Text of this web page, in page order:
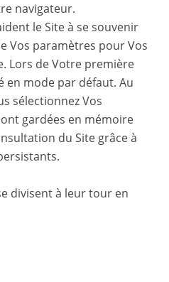
navigateur.
le Site à se souvenir
Vos paramètres pour Vos
Lors de Votre première
en mode par défaut. Au
sélectionnez Vos
gardées en mémoire
du Site grâce à
divisent à leur tour en